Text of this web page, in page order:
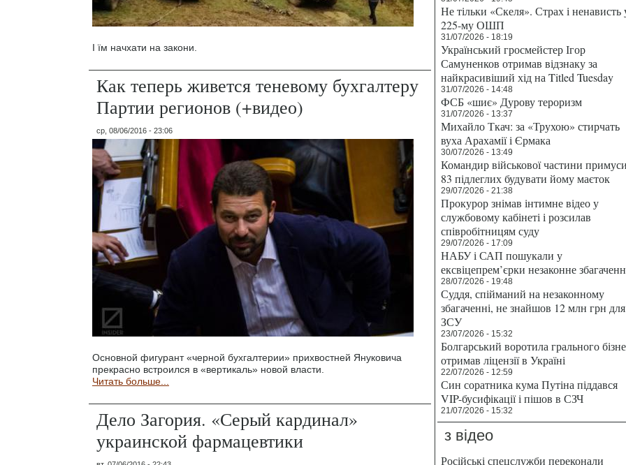
І їм начхати на закони.
Как теперь живется теневому бухгалтеру
Партии регионов (+видео)
ср, 08/06/2016 - 23:06
Основной фигурант «черной бухгалтерии» прихвостней Януковича
прекрасно встроился в «вертикаль» новой власти.
Читать больше...
Дело Загория. «Серый кардинал»
украинской фармацевтики
Не тільки «Скеля». Страх і ненависть
225-му ОШП
31/07/2026 - 18:19
Український гросмейстер Ігор
Самуненков отримав відзнаку за
найкрасивіший хід на Titled Tuesday
31/07/2026 - 14:48
ФСБ «шиє» Дурову тероризм
31/07/2026 - 13:37
Михайло Ткач: за «Трухою» стирчать
вуха Арахамії і Єрмака
30/07/2026 - 13:49
Командир військової частини
83 підлеглих будувати йому маєток
29/07/2026 - 21:38
Прокурор знімав інтимне відео у
службовому кабінеті і розсилав
співробітницям суду
29/07/2026 - 17:09
НАБУ і САП пошукали у
ексвіцепрем’єрки незаконне
28/07/2026 - 19:48
Суддя, спійманий на незаконному
збагаченні, не знайшов 12 млн грн для
ЗСУ
23/07/2026 - 15:32
Болгарський воротила грального
отримав ліцензії в Україні
22/07/2026 - 12:59
Син соратника кума Путіна піддався
VIP-бусифікації і пішов в СЗЧ
21/07/2026 - 15:32
з відео
Російські спецслужби переконали